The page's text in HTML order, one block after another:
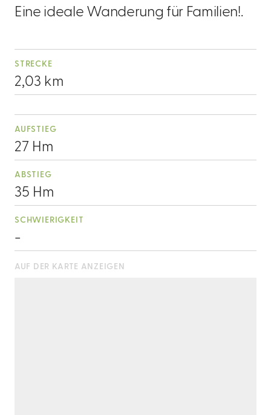
Eine ideale Wanderung für Familien!.
STRECKE
2,03 km
AUFSTIEG
27 Hm
ABSTIEG
35 Hm
SCHWIERIGKEIT
-
AUF DER KARTE ANZEIGEN